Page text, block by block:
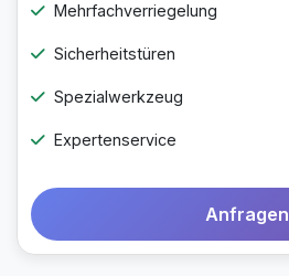
Mehrfachverriegelung
Sicherheitstüren
Spezialwerkzeug
Expertenservice
Anfragen